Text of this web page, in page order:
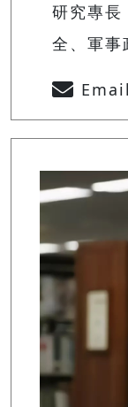
研究專長
全、軍事